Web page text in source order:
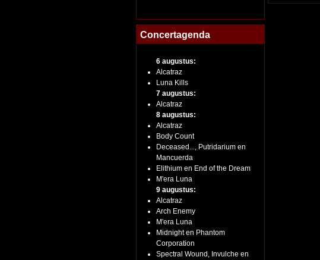
Concertagenda
6 augustus:
Alcatraz
Luna Kills
7 augustus:
Alcatraz
8 augustus:
Alcatraz
Body Count
Deceased..., Putridarium en
Mancuerda
Elithium en End of the Dream
M'era Luna
9 augustus:
Alcatraz
Arch Enemy
M'era Luna
Midnight en Phantom
Corporation
Spectral Wound, Invulche en